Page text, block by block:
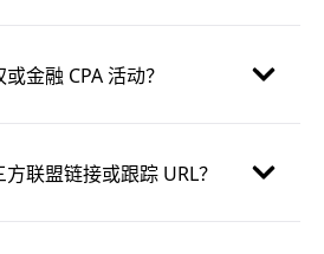
金融 CPA 活动？
联盟链接或跟踪 URL？